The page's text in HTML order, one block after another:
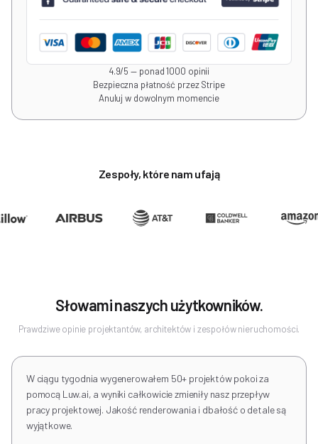
4.9/5 — ponad 1000 opinii
Bezpieczna płatność przez Stripe
Anuluj w dowolnym momencie
Zespoły, które nam ufają
Słowami naszych użytkowników.
Prawdziwe opinie projektantów, architektów i zespołów nieruchomości.
W ciągu tygodnia wygenerowałem 50+ projektów pokoi za
pomocą Luw.ai, a wyniki całkowicie zmieniły nasz przepływ
pracy projektowej. Jakość renderowania i dbałość o detale są
wyjątkowe.